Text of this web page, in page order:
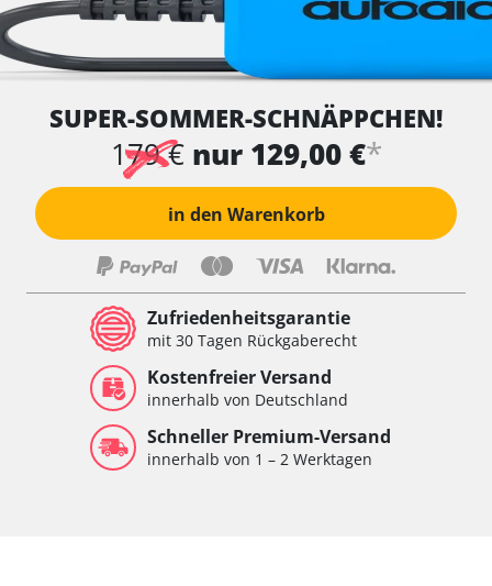
SUPER-SOMMER-SCHNÄPPCHEN!
179 € nur 129,00 €*
in den Warenkorb
Zufriedenheitsgarantie
mit 30 Tagen Rückgaberecht
Kostenfreier Versand
innerhalb von Deutschland
Schneller Premium-Versand
innerhalb von 1 – 2 Werktagen